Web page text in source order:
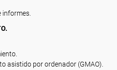
informes.
asistido por ordenador (GMAO).